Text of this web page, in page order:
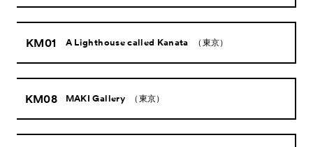
KM01 A Lighthouse called Kanata （東京）
KM08 MAKI Gallery （東京）